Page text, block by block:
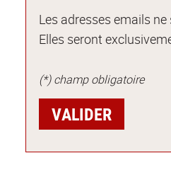
Les adresses emails
Elles seront
(*) champ obligatoire